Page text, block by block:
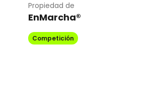
Propiedad de
EnMarcha®
Competición